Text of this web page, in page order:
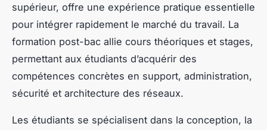
supérieur, offre une expérience pratique essentielle
pour intégrer rapidement le marché du travail. La
formation post-bac allie cours théoriques et stages,
permettant aux étudiants d’acquérir des
compétences concrètes en support, administration,
sécurité et architecture des réseaux.
Les étudiants se spécialisent dans la conception, la